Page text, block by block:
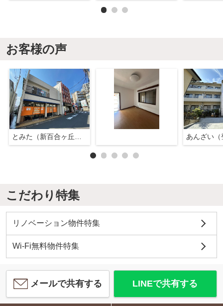
お客様の声
あんざい（
こだわり特集
リノベーション物件特集
Wi-Fi無料物件特集
メールで共有する LINEで共有する